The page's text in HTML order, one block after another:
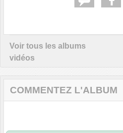
Voir tous les albums
vidéos
COMMENTEZ L'ALBUM